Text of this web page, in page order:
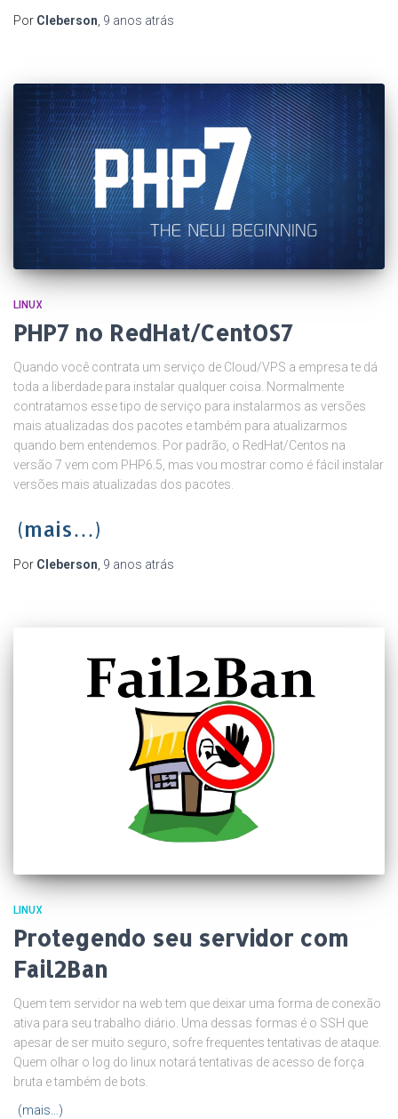
Por Cleberson 9 anos atrás
LINUX
PHP7 no RedHat/CentOS7
Quando você contrata um serviço de Cloud/VPS a empresa te dá
toda a liberdade para instalar qualquer coisa. Normalmente
contratamos esse tipo de serviço para instalarmos as versões
mais atualizadas dos pacotes e também para atualizarmos
quando bem entendemos. Por padrão, o RedHat/Centos na
versão 7 vem com PHP6.5, mas vou mostrar como é fácil instalar
versões mais atualizadas dos pacotes.
(mais…)
Por Cleberson 9 anos atrás
LINUX
Protegendo seu servidor com
Fail2Ban
Quem tem servidor na web tem que deixar uma forma de conexão
ativa para seu trabalho diário. Uma dessas formas é o SSH que
apesar de ser muito seguro, sofre frequentes tentativas de ataque.
Quem olhar o log do linux notará tentativas de acesso de força
bruta e também de bots.
(mais…)